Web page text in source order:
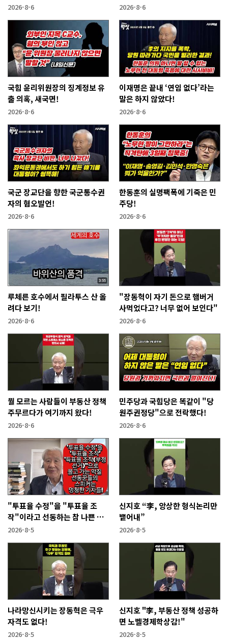
2026-8-6 2026-8-6
국힘 윤리위원장의 징계정보 유
출 의혹, 새국면!
2026-8-6
이재명은 끝내 ‘연임 없다’라는
말은 하지 않았다!
2026-8-6
국군 장교단을 향한 국군통수권
자의 혐오발언!
2026-8-6
한동훈의 실명팩폭에 기죽은 민
주당!
2026-8-6
루체른 호수에서 필라투스 산 올
려다 보기!
2026-8-6
"장동혁이 자기 돈으로 햄버거
사먹었다고? 너무 없어 보인다"
2026-8-6
뭘 모르는 사람들이 부동산 정책
주무르다가 여기까지 왔다!
2026-8-6
민주당과 국힘당은 똑같이 "당
원주권정당"으로 전락했다!
2026-8-6
"투표율 수정"을 "투표율 조
작"이라고 선동하는 참 나쁜 사
람들!
2026-8-5
신지호 “李, 앙상한 형식논리만
뱉어내”
2026-8-5
나라망신시키는 장동혁은 극우
자격도 없다!
2026-8-5
신지호 "李, 부동산 정책 성공하
면 노벨경제학상감!"
2026-8-5